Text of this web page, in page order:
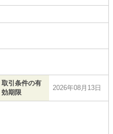
取引条件の有
効期限
2026年08月13日